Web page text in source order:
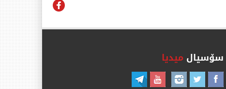
سۆسیال میدیا